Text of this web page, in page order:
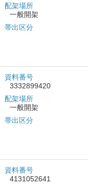
配架場所
一般開架
帯出区分
資料番号
3332899420
配架場所
一般開架
帯出区分
資料番号
4131052641